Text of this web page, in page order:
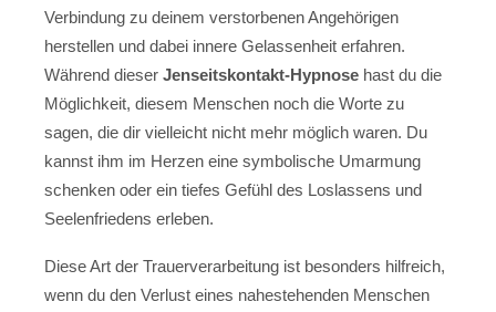
Verbindung zu deinem verstorbenen Angehörigen
herstellen und dabei innere Gelassenheit erfahren.
Während dieser Jenseitskontakt-Hypnose hast du die
Möglichkeit, diesem Menschen noch die Worte zu
sagen, die dir vielleicht nicht mehr möglich waren. Du
kannst ihm im Herzen eine symbolische Umarmung
schenken oder ein tiefes Gefühl des Loslassens und
Seelenfriedens erleben.
Diese Art der Trauerverarbeitung ist besonders hilfreich,
wenn du den Verlust eines nahestehenden Menschen